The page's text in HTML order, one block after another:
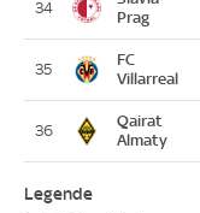
34
Prag
35
FC
Villarreal
36
Qairat
Almaty
Legende